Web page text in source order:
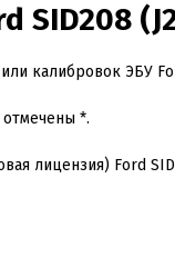
SID208 (J
калибровок ЭБУ
*.
лицензия) Ford SID